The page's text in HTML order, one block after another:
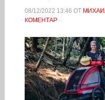
08/12/2022 13:46 ОТ
КОМЕНТАР